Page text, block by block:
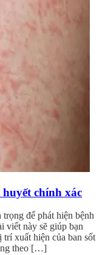
chính xác
để phát hiện bệnh
viết này sẽ giúp bạn
trí xuất hiện của ban sốt
theo […]